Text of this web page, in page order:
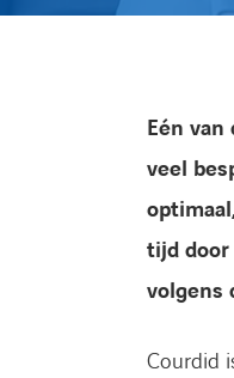
Eén
veel
tijd door
volgens
Courdid